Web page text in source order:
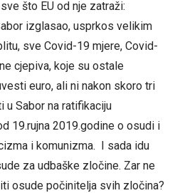
što EU od nje zatraži:
izglasao, usprkos velikim
sve Covid-19 mjere, Covid-
cjepiva, koje su ostale
euro, ali ni nakon skoro tri
u Sabor na ratifikaciju
19.rujna 2019.godine o osudi i
i komunizma. I sada idu
za udbaške zločine. Zar ne
osude počinitelja svih zločina?